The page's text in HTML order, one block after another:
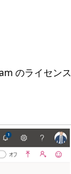
のライセンス